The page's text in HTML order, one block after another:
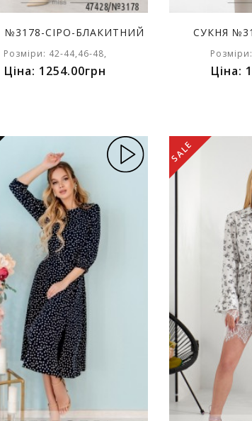
№3178-СІРО-БЛАКИТНИЙ
Розміри: 42-44,46-48,
Ціна: 1254.00грн
СУКНЯ
Ціна:
SALE